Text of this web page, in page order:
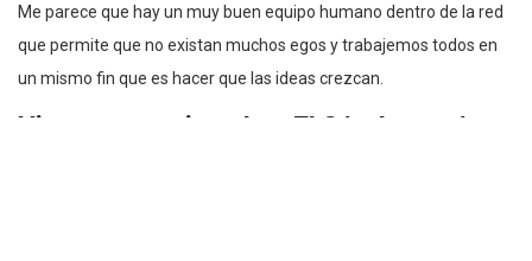
Me parece que hay un muy buen equipo humano dentro de la red
que permite que no existan muchos egos y trabajemos todos en
un mismo fin que es hacer que las ideas crezcan.
Vienes como jurado a El Cóndor, ¿cómo